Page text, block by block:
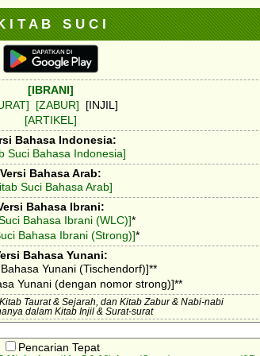
I T A B S U C I
[IBRANI]
[ZABUR] [INJIL]
[ARTIKEL]
Bahasa Indonesia:
Suci Bahasa Indonesia]
Versi Bahasa Arab:
Suci Bahasa Arab]
Bahasa Ibrani:
Bahasa Ibrani (WLC)]*
Bahasa Ibrani (Strong)]*
Bahasa Yunani:
Yunani (Tischendorf)]**
Yunani (dengan nomor strong)]**
Taurat & Sejarah, dan Kitab Zabur & Nabi-nabi
dalam Kitab Injil & Surat-surat
Pencarian Tepat